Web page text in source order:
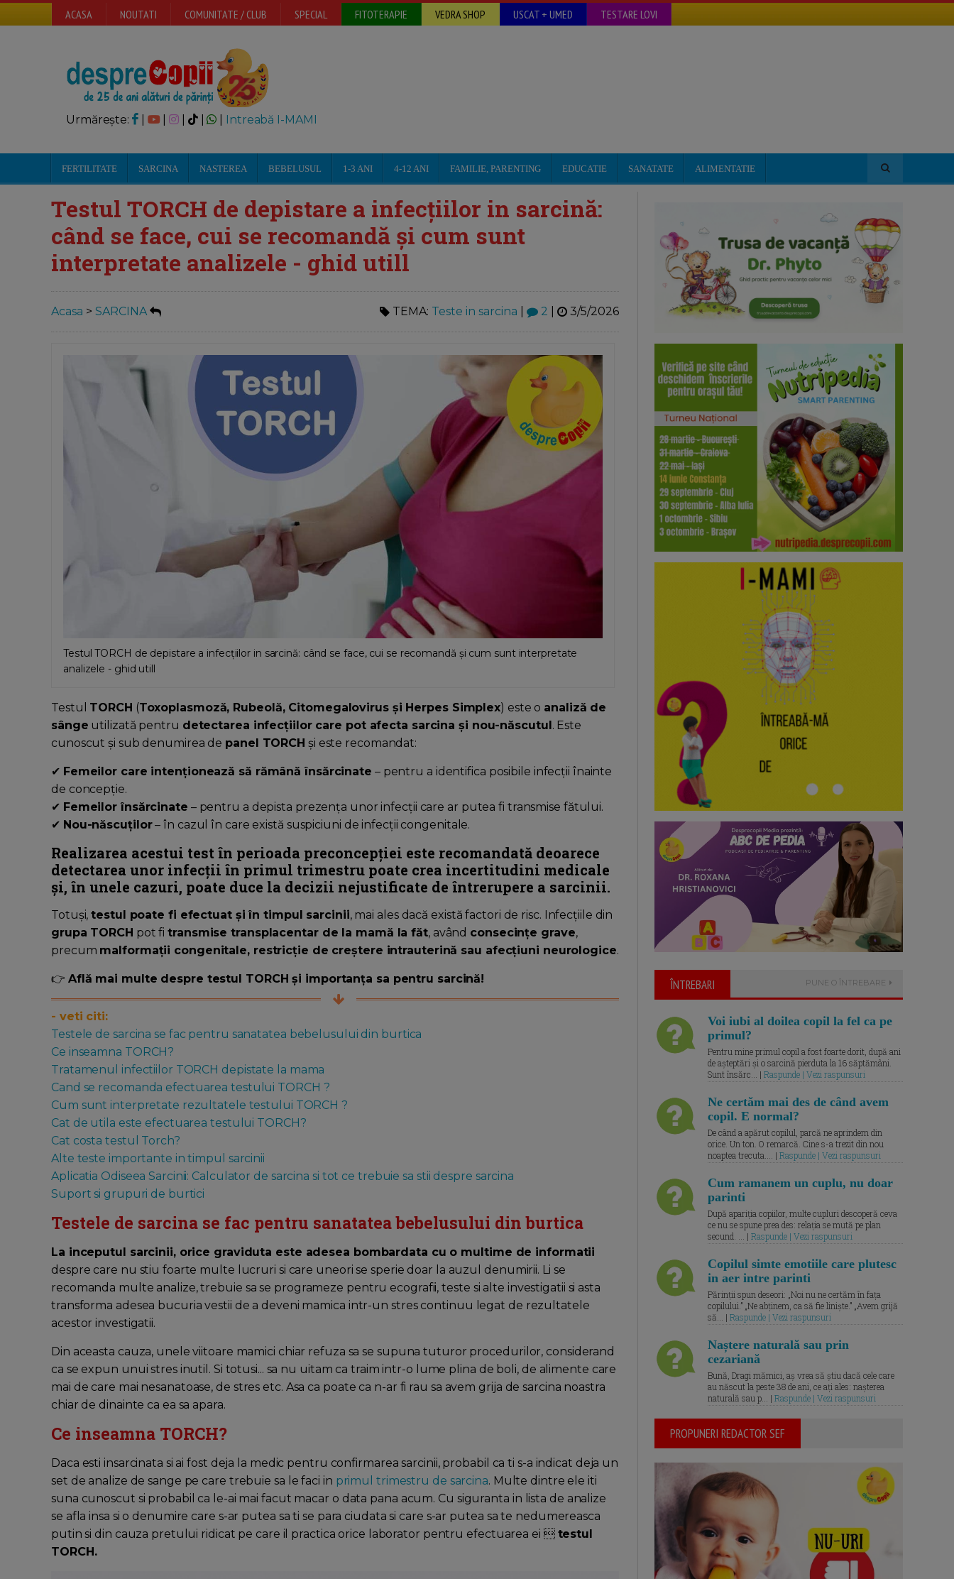
ACASA NOUTATI COMUNITATE / CLUB SPECIAL FITOTERAPIE VEDRA SHOP USCAT + UMED TESTARE LOVI
Urmărește: | | Intreabă I-MAMI
FERTILITATE SARCINA NASTEREA BEBELUSUL 1-3 ANI 4-12 ANI FAMILIE, PARENTING EDUCATIE SANATATE ALIMENTATIE
Testul TORCH de depistare a infecțiilor in sarcină:
când se face, cui se recomandă și cum sunt
interpretate analizele - ghid utill
Acasa > SARCINA TEMA: Teste in sarcina 2 3/5/2026
Testul TORCH de depistare a infecțiilor in sarcină: când se face, cui se recomandă și cum sunt interpretate
analizele - ghid utill
Testul TORCH (Toxoplasmoză, Rubeolă, Citomegalovirus și Herpes Simplex) este o analiză de
sânge utilizată pentru detectarea infecțiilor care pot afecta sarcina și nou-născutul . Este
cunoscut și sub denumirea de panel TORCH și este recomandat:
✔ Femeilor care intenționează să rămână însărcinate – pentru a identifica posibile infecții înainte
de concepție.
✔ Femeilor însărcinate – pentru a depista prezența unor infecții care ar putea fi transmise fătului.
✔ Nou-născuților– în cazul în care există suspiciuni de infecții congenitale.
Realizarea acestui test în perioada preconcepției este recomandată deoarece
detectarea unor infecții în primul trimestru poate crea incertitudini medicale
și, în unele cazuri, poate duce la decizii nejustificate de întrerupere a sarcinii.
Totuși,testul poate fi efectuat și în timpul sarcinii, mai ales dacă există factori de risc. Infecțiile din
grupa TORCH pot fitransmise transplacentar de la mamă la făt, având consecințe grave,
precum malformații congenitale, restricție de creștere intrauterină sau afecțiuni neurologice.
👉 Află mai multe despre testul TORCH și importanța sa pentru sarcină!
- veti citi:
Testele de sarcina se fac pentru sanatatea bebelusului din burtica
Ce inseamna TORCH?
Tratamenul infectiilor TORCH depistate la mama
Cand se recomanda efectuarea testului TORCH ?
Cum sunt interpretate rezultatele testului TORCH ?
Cat de utila este efectuarea testului TORCH?
Cat costa testul Torch?
Alte teste importante in timpul sarcinii
Aplicatia Odiseea Sarcinii: Calculator de sarcina si tot ce trebuie sa stii despre sarcina
Suport si grupuri de burtici
Testele de sarcina se fac pentru sanatatea bebelusului din burtica
La inceputul sarcinii, orice graviduta este adesea bombardata cu o multime de informatii
despre care nu stiu foarte multe lucruri si care uneori se sperie doar la auzul denumirii. Li se
recomanda multe analize, trebuie sa se programeze pentru ecografii, teste si alte investigatii si asta
transforma adesea bucuria vestii de a deveni mamica intr-un stres continuu legat de rezultatele
acestor investigatii.
Din aceasta cauza, unele viitoare mamici chiar refuza sa se supuna tuturor procedurilor, considerand
ca se expun unui stres inutil. Si totusi... sa nu uitam ca traim intr-o lume plina de boli, de alimente care
mai de care mai nesanatoase, de stres etc. Asa ca poate ca n-ar fi rau sa avem grija de sarcina noastra
chiar de dinainte ca ea sa apara.
Ce inseamna TORCH?
Daca esti insarcinata si ai fost deja la medic pentru confirmarea sarcinii, probabil ca ti s-a indicat deja un
set de analize de sange pe care trebuie sa le faci in primul trimestru de sarcina. Multe dintre ele iti
suna cunoscut si probabil ca le-ai mai facut macar o data pana acum. Cu siguranta in lista de analize
se afla insa si o denumire care s-ar putea sa ti se para ciudata si care s-ar putea sa te nedumereasca
putin si din cauza pretului ridicat pe care il practica orice laborator pentru efectuarea ei  testul
TORCH.
ÎNTREBARI PUNE O ÎNTREBARE
Voi iubi al doilea copil la fel ca pe
primul?
Pentru mine primul copil a fost foarte dorit, după ani
de așteptări și o sarcină pierduta la 16 săptămâni.
Sunt însărc... | Raspunde | Vezi raspunsuri
Ne certăm mai des de când avem
copil. E normal?
De când a apărut copilul, parcă ne aprindem din
orice. Un ton. O remarcă. Cine s-a trezit din nou
noaptea trecuta.... | Raspunde | Vezi raspunsuri
Cum ramanem un cuplu, nu doar
parinti
După apariția copiilor, multe cupluri descoperă ceva
ce nu se spune prea des: relația se mută pe plan
secund. ... | Raspunde | Vezi raspunsuri
Copilul simte emotiile care plutesc
in aer intre parinti
Părinții spun deseori: „Noi nu ne certăm în fața
copilului.” „Ne abținem, ca să fie liniște.” „Avem grijă
să... | Raspunde | Vezi raspunsuri
Naștere naturală sau prin
cezariană
Bună, Dragi mămici, aș vrea să știu dacă cele care
au născut la peste 38 de ani, ce ați ales: nașterea
naturală sau p... | Raspunde | Vezi raspunsuri
PROPUNERI REDACTOR SEF